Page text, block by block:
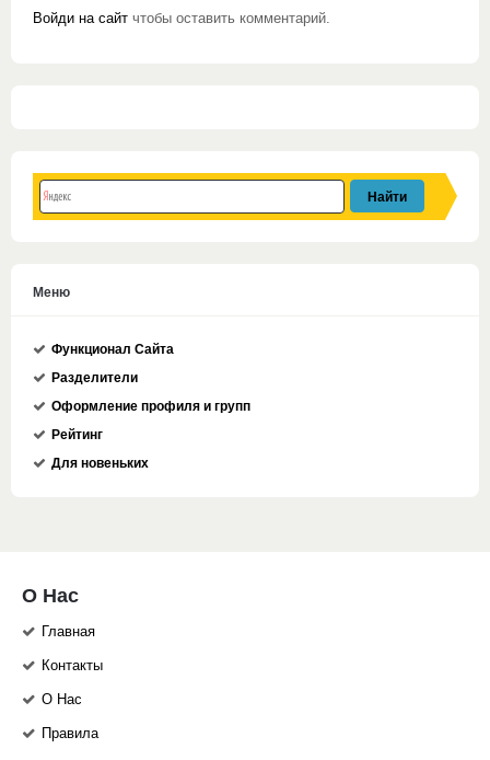
Войди на сайт чтобы оставить комментарий.
Меню
Функционал Сайта
Разделители
Оформление профиля и групп
Рейтинг
Для новеньких
О Нас
Главная
Контакты
О Нас
Правила